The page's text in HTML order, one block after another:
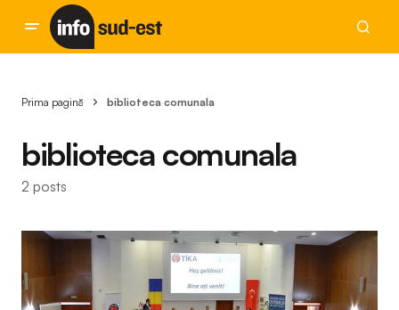
Prima pagină biblioteca comunala
biblioteca comunala
2 posts